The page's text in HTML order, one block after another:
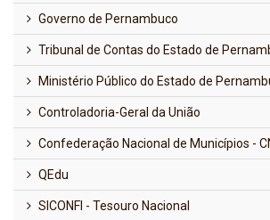
Governo de Pernambuco
Tribunal de Contas do Estado de
Ministério Público do Estado de
Controladoria-Geral da União
Confederação Nacional de Municípios -
QEdu
SICONFI - Tesouro Nacional